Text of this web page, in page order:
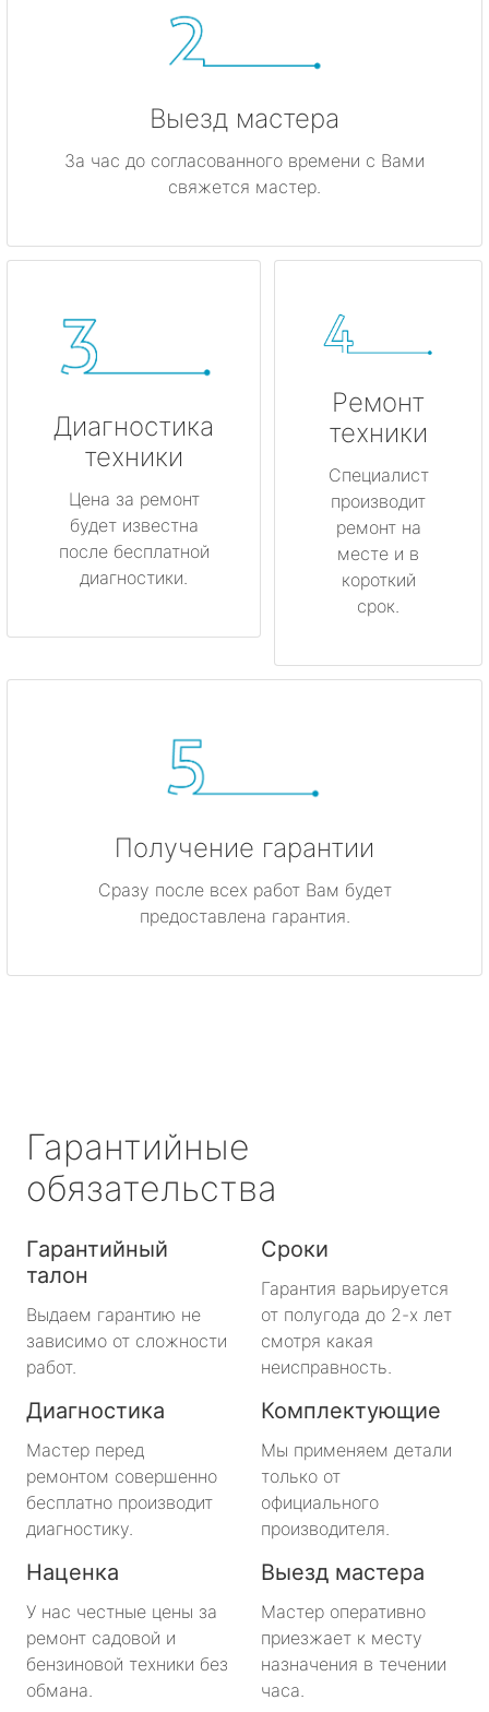
Выезд мастера
За час до согласованного времени с Вами
свяжется мастер.
Диагностика
техники
Цена за ремонт
будет известна
после бесплатной
диагностики.
Ремонт
техники
Специалист
производит
ремонт на
месте и в
короткий
срок.
Получение гарантии
Сразу после всех работ Вам будет
предоставлена гарантия.
Гарантийные
обязательства
Гарантийный
талон
Выдаем гарантию не
зависимо от сложности
работ.
Сроки
Гарантия варьируется
от полугода до 2-х лет
смотря какая
неисправность.
Диагностика
Мастер перед
ремонтом совершенно
бесплатно производит
диагностику.
Комплектующие
Мы применяем детали
только от
официального
производителя.
Наценка
У нас честные цены за
ремонт садовой и
бензиновой техники без
обмана.
Выезд мастера
Мастер оперативно
приезжает к месту
назначения в течении
часа.